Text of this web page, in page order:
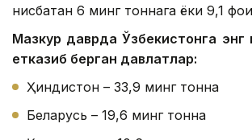
нисбатан 6 минг тоннага ёки 9,1
Мазкур даврда Ўзбекистонга энг
етказиб берган давлатлар:
Ҳиндистон – 33,9 минг тонна
Беларусь – 19,6 минг тонна